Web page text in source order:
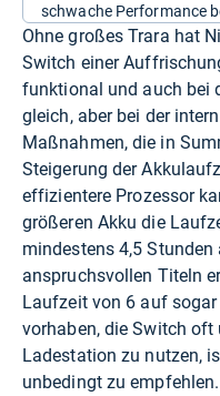
schwache Performance
Ohne großes Trara hat
Switch einer
funktional und auch bei
gleich, aber bei der
Maßnahmen, die in
Steigerung der
effizientere Prozessor
größeren Akku die
mindestens 4,5 Stunden
anspruchsvollen Titeln
Laufzeit von 6 auf
vorhaben, die Switch
Ladestation zu nutzen,
unbedingt zu